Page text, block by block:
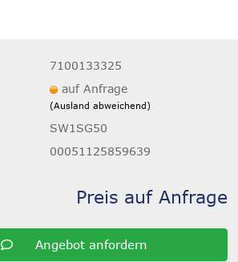
7100133325
auf Anfrage
(Ausland abweichend)
SW1SG50
00051125859639
Preis auf Anfrage
Angebot anfordern